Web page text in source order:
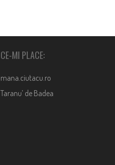
CE-MI PLACE:
mana.ciutacu.ro
Taranu’ de Badea